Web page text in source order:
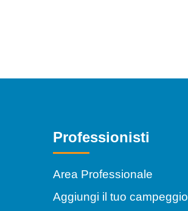
Professionisti
Area Professionale
Aggiungi il tuo campeggio